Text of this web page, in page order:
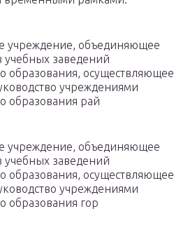
учреждение, объединяющее
учебных заведений
образования, осуществляющее
учреждениями
образования рай
учреждение, объединяющее
учебных заведений
образования, осуществляющее
учреждениями
образования гор